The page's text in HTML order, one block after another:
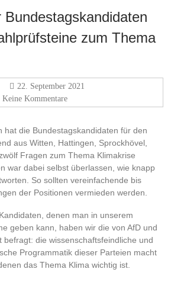
zum Thema
22. September 2021
Keine Kommentare
hat die Bundestagskandidaten für den
aus Witten, Hattingen, Sprockhövel,
Fragen zum Thema Klimakrise
war dabei selbst überlassen, wie knapp
So sollten vereinfachende bis
der Positionen vermieden werden.
denen man in unserem
geben kann, haben wir die von AfD und
befragt: die wissenschaftsfeindliche und
Programmatik dieser Parteien macht
das Thema Klima wichtig ist.